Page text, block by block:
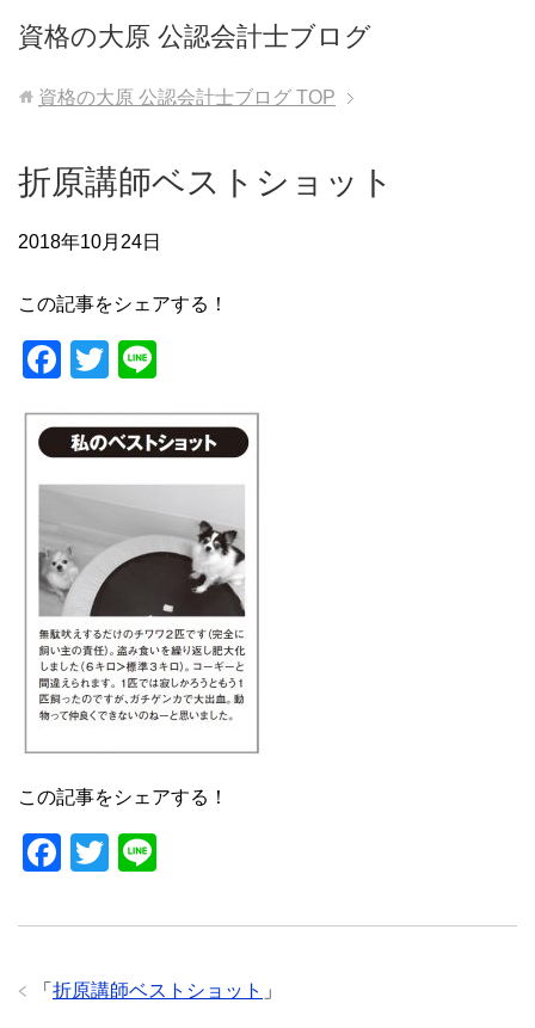
資格の大原 公認会計士ブログ
資格の大原 公認会計士ブログ TOP
折原講師ベストショット
2018年10月24日
この記事をシェアする！
F
c
e
o
o
k
T
tt
er
e
この記事をシェアする！
F
c
b
T
tt
e
「 折原講師ベストショット 」